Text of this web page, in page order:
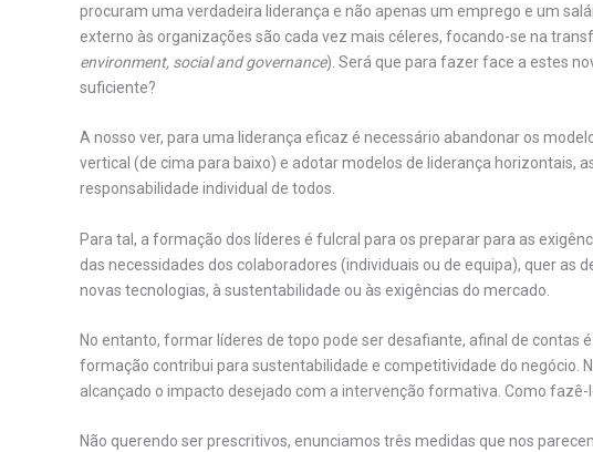
procuram uma verdadeira liderança e não apenas um emprego e um
externo às organizações são cada vez mais céleres, focando-se na
environment, social and governance). Será que para fazer face a estes
suficiente?
A nosso ver, para uma liderança eficaz é necessário abandonar os
vertical (de cima para baixo) e adotar modelos de liderança horizontais,
responsabilidade individual de todos.
Para tal, a formação dos líderes é fulcral para os preparar para as
das necessidades dos colaboradores (individuais ou de equipa), quer as
novas tecnologias, à sustentabilidade ou às exigências do mercado.
No entanto, formar líderes de topo pode ser desafiante, afinal de contas
formação contribui para sustentabilidade e competitividade do negócio.
alcançado o impacto desejado com a intervenção formativa. Como fazê-
Não querendo ser prescritivos, enunciamos três medidas que nos